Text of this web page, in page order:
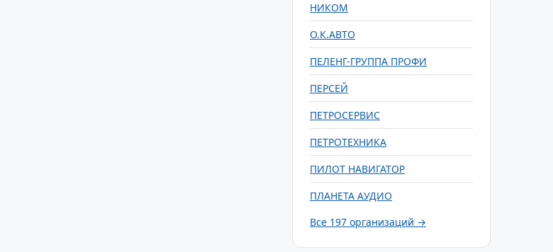
НИКОМ
О.К.АВТО
ПЕЛЕНГ-ГРУППА ПРОФИ
ПЕРСЕЙ
ПЕТРОСЕРВИС
ПЕТРОТЕХНИКА
ПИЛОТ НАВИГАТОР
ПЛАНЕТА АУДИО
Все 197 организаций →